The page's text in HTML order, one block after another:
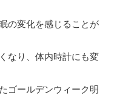
の変化を感じることが
なり、体内時計にも変
ゴールデンウィーク明